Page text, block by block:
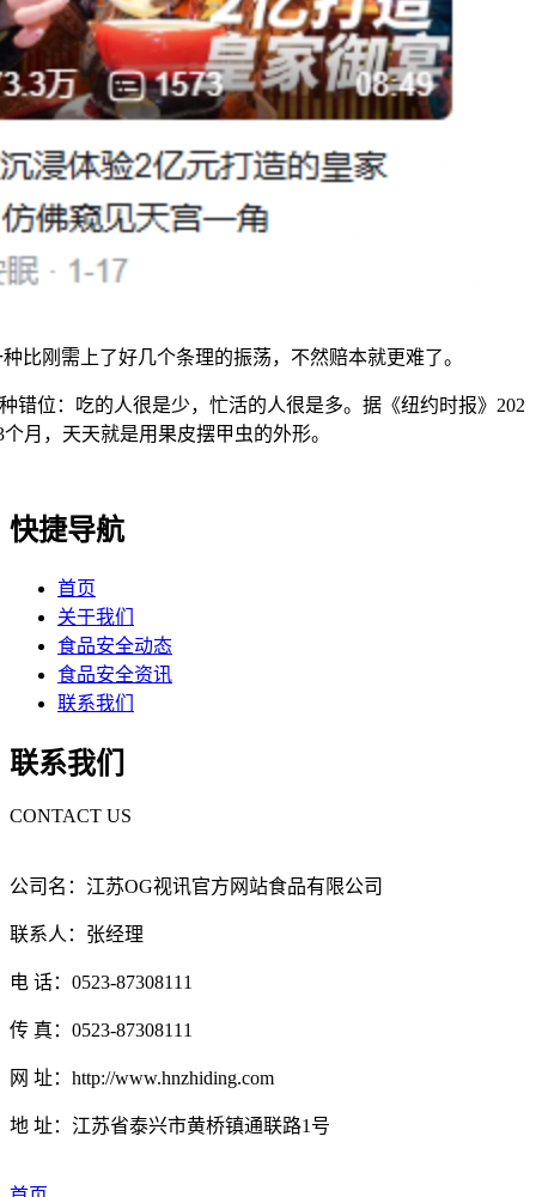
刚需上了好几个条理的振荡，不然赔本就更难了。
位：吃的人很是少，忙活的人很是多。据《纽约时报》202
月，天天就是用果皮摆甲虫的外形。
快捷导航
首页
关于我们
食品安全动态
食品安全资讯
联系我们
联系我们
CONTACT US
公司名：江苏OG视讯官方网站食品有限公司
联系人：张经理
电 话：0523-87308111
传 真：0523-87308111
网 址：http://www.hnzhiding.com
地 址：江苏省泰兴市黄桥镇通联路1号